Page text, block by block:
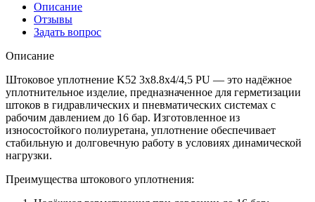
Описание
Отзывы
Задать вопрос
Описание
Штоковое уплотнение K52 3x8.8x4/4,5 PU — это надёжное
уплотнительное изделие, предназначенное для герметизации
штоков в гидравлических и пневматических системах с
рабочим давлением до 16 бар. Изготовленное из
износостойкого полиуретана, уплотнение обеспечивает
стабильную и долговечную работу в условиях динамической
нагрузки.
Преимущества штокового уплотнения: